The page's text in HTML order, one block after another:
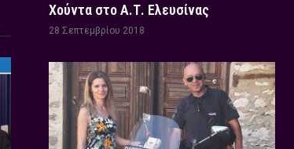
Χούντα στο Α.Τ. Ελευσίνας
28 Σεπτεμβρίου 2018